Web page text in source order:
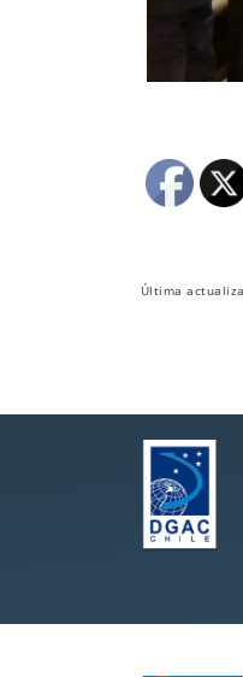
Última